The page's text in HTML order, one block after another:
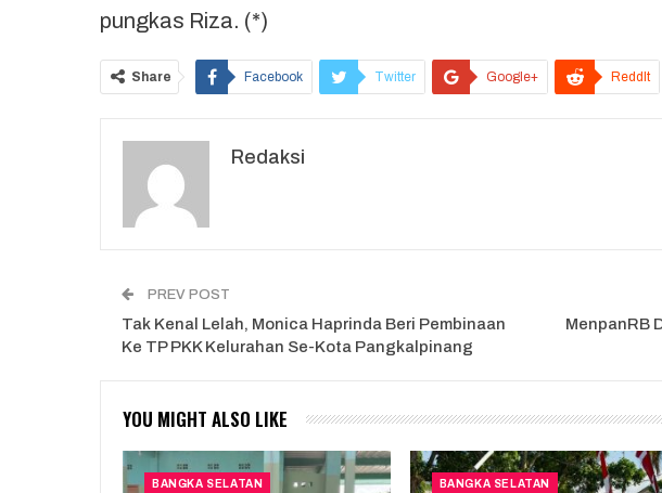
pungkas Riza. (*)
Share Facebook Twitter Google+ ReddIt
Redaksi
PREV POST
Tak Kenal Lelah, Monica Haprinda Beri Pembinaan
Ke TP PKK Kelurahan Se-Kota Pangkalpinang
MenpanRB
YOU MIGHT ALSO LIKE
BANGKA SELATAN BANGKA SELATAN